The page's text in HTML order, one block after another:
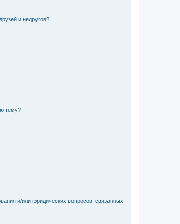
и недругов?
тему?
и/или юридических вопросов, связанных